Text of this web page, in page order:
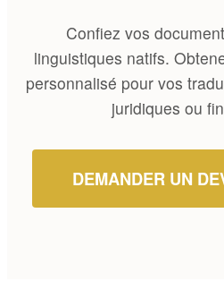
Confiez vos
linguistiques natifs.
personnalisé pour vos
juridiques ou
DEMANDER UN